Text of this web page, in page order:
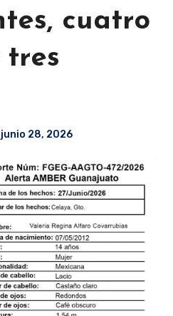
cuatro
tres
junio 28, 2026